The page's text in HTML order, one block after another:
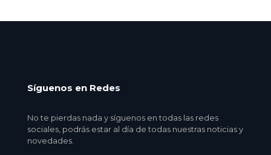
Síguenos en Redes
No te pierdas nada y síguenos en todas las redes
sociales, podrás estar al día de todas nuestras noticias y
novedades.